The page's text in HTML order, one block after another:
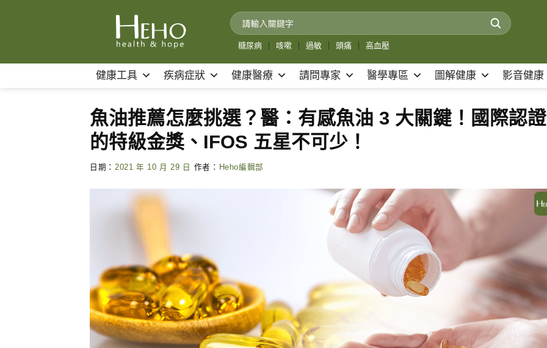
糖尿病 咳嗽 過敏 頭痛 高血壓
健康工具 疾病症狀 健康醫療 請問專家 醫學專區 圖解健康 影音健康
魚油推薦怎麼挑選？醫：有感魚油 3 大關鍵！國際認證
的特級金獎、IFOS 五星不可少！
日期： 2021 年 10 月 29 日 作者： Heho編輯部